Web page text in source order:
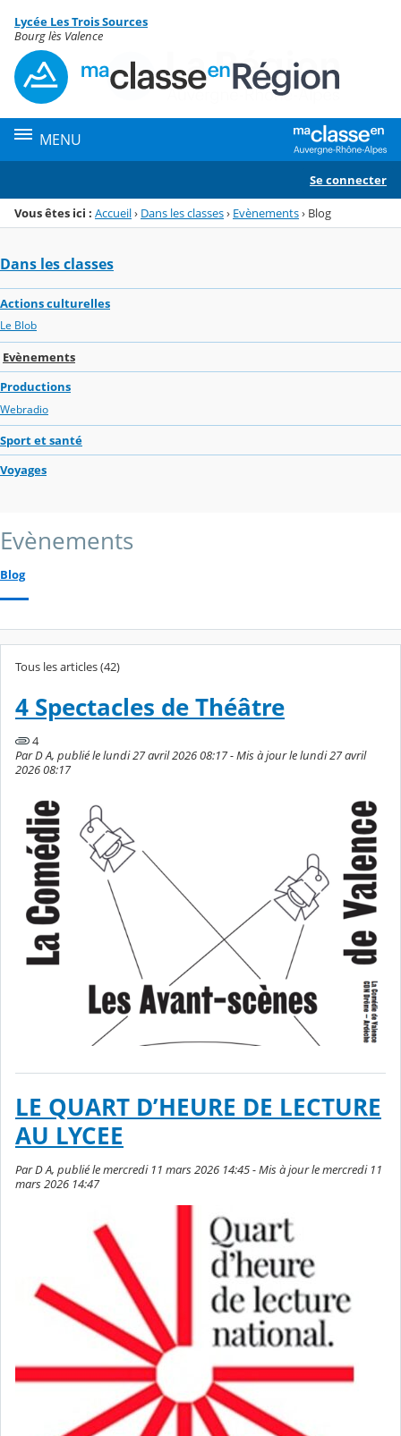
Menu de la rubrique
Contenu
Lycée Les Trois Sources
Bourg lès Valence
MENU
Se connecter
Vous êtes ici : Accueil› Dans les classes› Evènements› Blog
Dans les classes
Actions culturelles
Le Blob
Evènements
Productions
Webradio
Sport et santé
Voyages
Evènements
Blog
Tous les articles (42)
4 Spectacles de Théâtre
4
Par D A, publié le lundi 27 avril 2026 08:17 - Mis à jour le lundi 27 avril
2026 08:17
LE QUART D’HEURE DE LECTURE
AU LYCEE
Par D A, publié le mercredi 11 mars 2026 14:45 - Mis à jour le mercredi 11
mars 2026 14:47